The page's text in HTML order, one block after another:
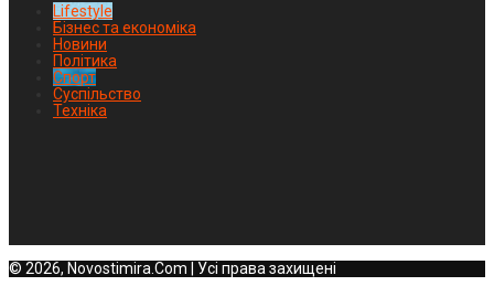
Lifestyle
Бізнес та економіка
Новини
Політика
Спорт
Суспільство
Техніка
© 2026, Novostimira.Com | Усі права захищені